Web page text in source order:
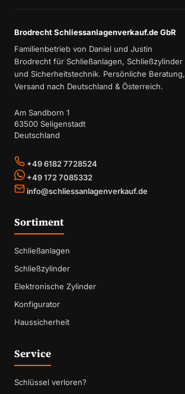
Brodrecht Schliessanlagenverkauf.de GbR
Familienbetrieb von Daniel und Justin
Brodrecht für Schließanlagen, Schließzylinder
und Sicherheitstechnik. Persönliche Beratung,
Versand nach Deutschland & Österreich.
Am Sandborn 1
63500 Seligenstadt
Deutschland
+49 6182 7728524
+49 172 7085332
info@schliessanlagenverkauf.de
Sortiment
Schließanlagen
Schließzylinder
Elektronische Zylinder
Konfigurator
Haussicherheit
Service
Schlüssel verloren?